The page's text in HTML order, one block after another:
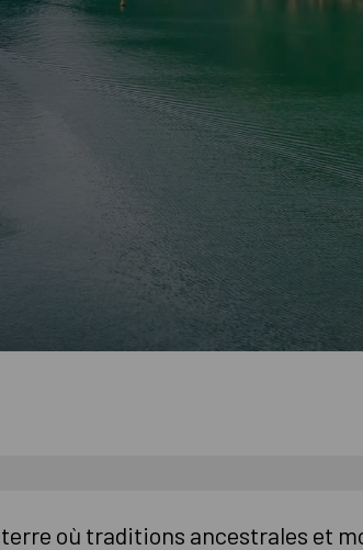
où traditions ancestrales et